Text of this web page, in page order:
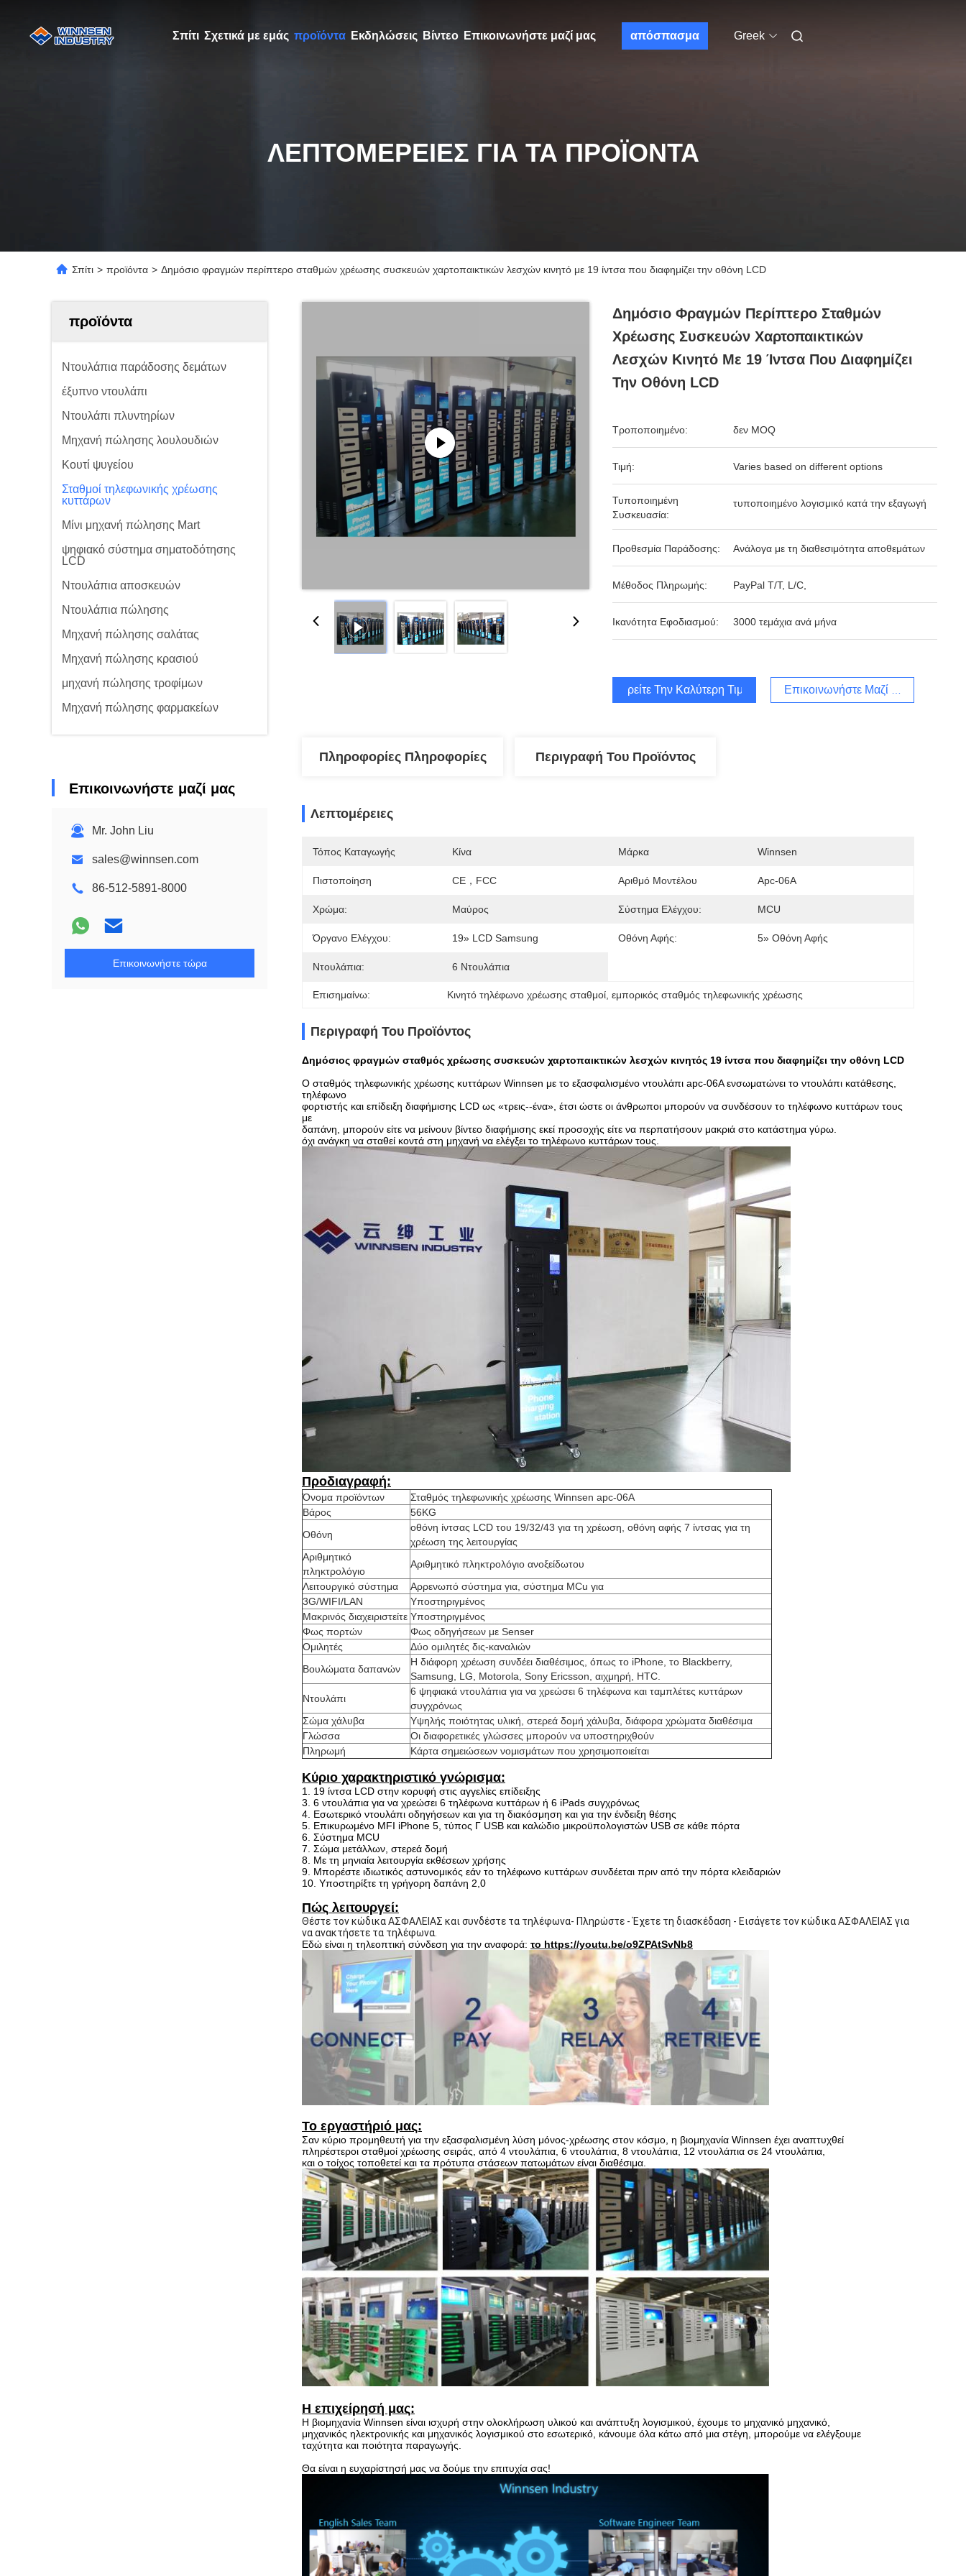
Σπίτι Σχετικά με εμάς προϊόντα Εκδηλώσεις Βίντεο Επικοινωνήστε μαζί μας απόσπασμα Greek
ΛΕΠΤΟΜΈΡΕΙΕΣ ΓΙΑ ΤΑ ΠΡΟΪΌΝΤΑ
Σπίτι > προϊόντα > Δημόσιο φραγμών περίπτερο σταθμών χρέωσης συσκευών χαρτοπαικτικών λεσχών κινητό με 19 ίντσα που διαφημίζει την οθόνη LCD
προϊόντα
Ντουλάπια παράδοσης δεμάτων
έξυπνο ντουλάπι
Ντουλάπι πλυντηρίων
Μηχανή πώλησης λουλουδιών
Κουτί ψυγείου
Σταθμοί τηλεφωνικής χρέωσης
κυττάρων
Μίνι μηχανή πώλησης Mart
ψηφιακό σύστημα σηματοδότησης
LCD
Ντουλάπια αποσκευών
Ντουλάπια πώλησης
Μηχανή πώλησης σαλάτας
Μηχανή πώλησης κρασιού
μηχανή πώλησης τροφίμων
Μηχανή πώλησης φαρμακείων
Επικοινωνήστε μαζί μας
Mr. John Liu
sales@winnsen.com
86-512-5891-8000
Επικοινωνήστε τώρα
Δημόσιο Φραγμών Περίπτερο Σταθμών
Χρέωσης Συσκευών Χαρτοπαικτικών
Λεσχών Κινητό Με 19 Ίντσα Που Διαφημίζει
Την Οθόνη LCD
Τροποποιημένο: δεν MOQ
Τιμή: Varies based on different options
Τυποποιημένη
Συσκευασία:
τυποποιημένο λογισμικό κατά την εξαγωγή
Προθεσμία Παράδοσης: Ανάλογα με τη διαθεσιμότητα αποθεμάτων
Μέθοδος Πληρωμής: PayPal T/T, L/C,
Ικανότητα Εφοδιασμού: 3000 τεμάχια ανά μήνα
Βρείτε Την Καλύτερη Τιμή Επικοινωνήστε Μαζί Μας
Πληροφορίες Πληροφορίες Περιγραφή Του Προϊόντος
Λεπτομέρειες
Τόπος Καταγωγής Κίνα Μάρκα Winnsen
Πιστοποίηση CE，FCC Αριθμό Μοντέλου Apc-06A
Χρώμα: Μαύρος Σύστημα Ελέγχου: MCU
Όργανο Ελέγχου: 19» LCD Samsung Οθόνη Αφής: 5» Οθόνη Αφής
Ντουλάπια: 6 Ντουλάπια
Επισημαίνω: Κινητό τηλέφωνο χρέωσης σταθμοί , εμπορικός σταθμός τηλεφωνικής χρέωσης
Περιγραφή Του Προϊόντος
Δημόσιος φραγμών σταθμός χρέωσης συσκευών χαρτοπαικτικών λεσχών κινητός 19 ίντσα που διαφημίζει την οθόνη LCD
Ο σταθμός τηλεφωνικής χρέωσης κυττάρων Winnsen με το εξασφαλισμένο ντουλάπι apc-06A ενσωματώνει το ντουλάπι κατάθεσης,
τηλέφωνο
φορτιστής και επίδειξη διαφήμισης LCD ως «τρεις--ένα», έτσι ώστε οι άνθρωποι μπορούν να συνδέσουν το τηλέφωνο κυττάρων τους
με
δαπάνη, μπορούν είτε να μείνουν βίντεο διαφήμισης εκεί προσοχής είτε να περπατήσουν μακριά στο κατάστημα γύρω.
όχι ανάγκη να σταθεί κοντά στη μηχανή να ελέγξει το τηλέφωνο κυττάρων τους.
Προδιαγραφή:
Όνομα προϊόντων
Σταθμός τηλεφωνικής χρέωσης Winnsen apc-06A
Βάρος
56KG
Οθόνη
οθόνη ίντσας LCD του 19/32/43 για τη χρέωση, οθόνη αφής 7 ίντσας για τη
χρέωση της λειτουργίας
Αριθμητικό
πληκτρολόγιο
Αριθμητικό πληκτρολόγιο ανοξείδωτου
Λειτουργικό σύστημα
Αρρενωπό σύστημα για, σύστημα MCu για
3G/WIFI/LAN
Υποστηριγμένος
Μακρινός διαχειριστείτε Υποστηριγμένος
Φως πορτών
Φως οδηγήσεων με Senser
Ομιλητές
Δύο ομιλητές δις-καναλιών
Βουλώματα δαπανών
Η διάφορη χρέωση συνδέει διαθέσιμος, όπως το iPhone, το Blackberry,
Samsung, LG, Motorola, Sony Ericsson, αιχμηρή, HTC.
Ντουλάπι
6 ψηφιακά ντουλάπια για να χρεώσει 6 τηλέφωνα και ταμπλέτες κυττάρων
συγχρόνως
Σώμα χάλυβα
Υψηλής ποιότητας υλική, στερεά δομή χάλυβα, διάφορα χρώματα διαθέσιμα
Γλώσσα
Οι διαφορετικές γλώσσες μπορούν να υποστηριχθούν
Πληρωμή
Κάρτα σημειώσεων νομισμάτων που χρησιμοποιείται
Κύριο χαρακτηριστικό γνώρισμα:
1. 19 ίντσα LCD στην κορυφή στις αγγελίες επίδειξης
3. 6 ντουλάπια για να χρεώσει 6 τηλέφωνα κυττάρων ή 6 iPads συγχρόνως
4. Εσωτερικό ντουλάπι οδηγήσεων και για τη διακόσμηση και για την ένδειξη θέσης
5. Επικυρωμένο MFI iPhone 5, τύπος Γ USB και καλώδιο μικροϋπολογιστών USB σε κάθε πόρτα
6. Σύστημα MCU
7. Σώμα μετάλλων, στερεά δομή
8. Με τη μηνιαία λειτουργία εκθέσεων χρήσης
9. Μπορέστε ιδιωτικός αστυνομικός εάν το τηλέφωνο κυττάρων συνδέεται πριν από την πόρτα κλειδαριών
10. Υποστηρίξτε τη γρήγορη δαπάνη 2,0
Πώς λειτουργεί:
Θέστε τον κώδικα ΑΣΦΑΛΕΙΑΣ και συνδέστε τα τηλέφωνα- Πληρώστε - Έχετε τη διασκέδαση - Εισάγετε τον κώδικα ΑΣΦΑΛΕΙΑΣ για
να ανακτήσετε τα τηλέφωνα.
Εδώ είναι η τηλεοπτική σύνδεση για την αναφορά: το https://youtu.be/o9ZPAtSvNb8
Το εργαστήριό μας:
Σαν κύριο προμηθευτή για την εξασφαλισμένη λύση μόνος-χρέωσης στον κόσμο, η βιομηχανία Winnsen έχει αναπτυχθεί
πληρέστεροι σταθμοί χρέωσης σειράς, από 4 ντουλάπια, 6 ντουλάπια, 8 ντουλάπια, 12 ντουλάπια σε 24 ντουλάπια,
και ο τοίχος τοποθετεί και τα πρότυπα στάσεων πατωμάτων είναι διαθέσιμα.
Η επιχείρησή μας:
Η βιομηχανία Winnsen είναι ισχυρή στην ολοκλήρωση υλικού και ανάπτυξη λογισμικού, έχουμε το μηχανικό μηχανικό,
μηχανικός ηλεκτρονικής και μηχανικός λογισμικού στο εσωτερικό, κάνουμε όλα κάτω από μια στέγη, μπορούμε να ελέγξουμε
ταχύτητα και ποιότητα παραγωγής.
Θα είναι η ευχαρίστησή μας να δούμε την επιτυχία σας!